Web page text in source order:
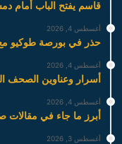
قاسم يفتح الباب أمام
أغسطس 4, 2026
حذر في بورصة طوكيو
أغسطس 4, 2026
أسرار وعناوين الصحف
أغسطس 4, 2026
أبرز ما جاء في مقالات
أغسطس 3, 2026